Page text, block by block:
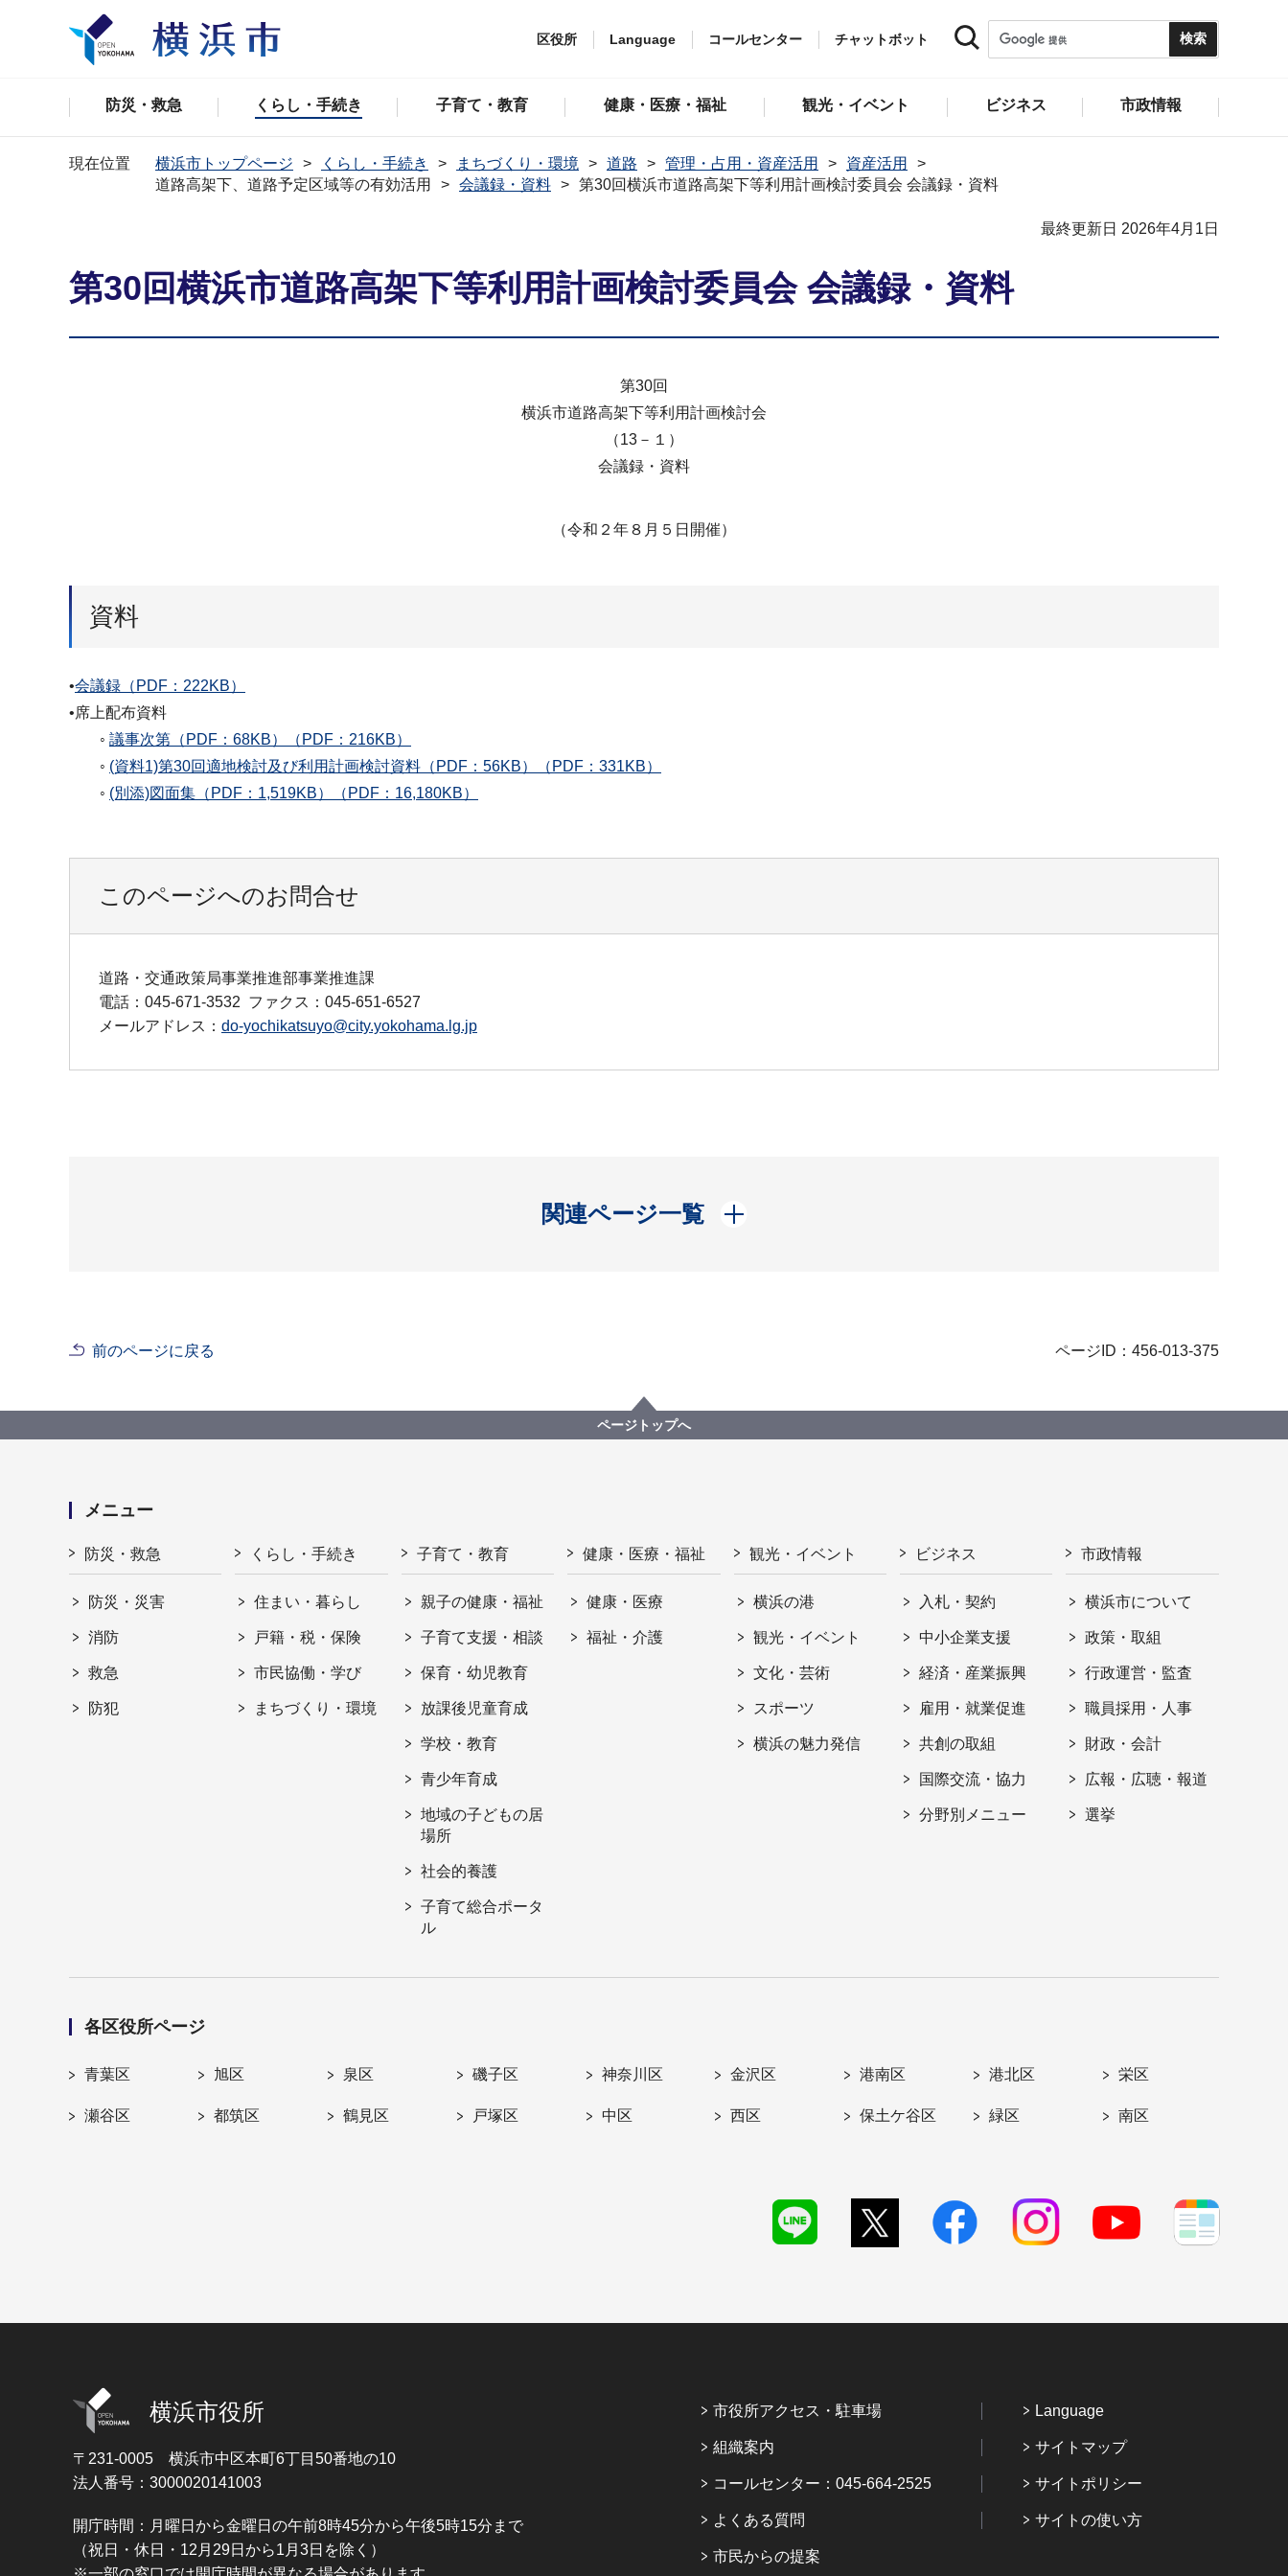
区役所 Language コールセンター チャットボット
防災・救急 くらし・手続き 子育て・教育 健康・医療・福祉 観光・イベント ビジネス 市政情報
現在位置 横浜市トップページ くらし・手続き まちづくり・環境 道路 管理・占用・資産活用
資産活用
道路高架下、道路予定区域等の有効活用
会議録・資料 第30回横浜市道路高架下等利用計画検討委員会 会議録・資料
最終更新日 2026年4月1日
第30回横浜市道路高架下等利用計画検討委員会 会議録・資料
第30回
横浜市道路高架下等利用計画検討会
（13－１）
会議録・資料
（令和２年８月５日開催）
資料
•会議録（PDF：222KB）
•席上配布資料
◦ 議事次第（PDF：68KB）（PDF：216KB）
◦ (資料1)第30回適地検討及び利用計画検討資料（PDF：56KB）（PDF：331KB）
◦ (別添)図面集（PDF：1,519KB）（PDF：16,180KB）
このページへのお問合せ
道路・交通政策局事業推進部事業推進課
電話：045-671-3532 ファクス：045-651-6527
メールアドレス： do-yochikatsuyo@city.yokohama.lg.jp
関連ページ一覧
開く
前のページに戻る ページID：456-013-375
ページトップへ
メニュー
防災・救急
防災・災害
消防
救急
防犯
くらし・手続き
住まい・暮らし
戸籍・税・保険
市民協働・学び
まちづくり・環境
子育て・教育
親子の健康・福祉
子育て支援・相談
保育・幼児教育
放課後児童育成
学校・教育
青少年育成
地域の子どもの居
場所
社会的養護
子育て総合ポータ
ル
健康・医療・福祉
健康・医療
福祉・介護
観光・イベント
横浜の港
観光・イベント
文化・芸術
スポーツ
横浜の魅力発信
ビジネス
入札・契約
中小企業支援
経済・産業振興
雇用・就業促進
共創の取組
国際交流・協力
分野別メニュー
市政情報
横浜市について
政策・取組
行政運営・監査
職員採用・人事
財政・会計
広報・広聴・報道
選挙
各区役所ページ
青葉区 旭区 泉区 磯子区 神奈川区 金沢区 港南区 港北区 栄区
瀬谷区 都筑区 鶴見区 戸塚区 中区 西区 保土ケ谷区 緑区 南区
横浜市役所
〒231-0005 横浜市中区本町6丁目50番地の10
法人番号：3000020141003
開庁時間：月曜日から金曜日の午前8時45分から午後5時15分まで
（祝日・休日・12月29日から1月3日を除く）
市役所アクセス・駐車場
組織案内
コールセンター：045-664-2525
よくある質問
市民からの提案
Language
サイトマップ
サイトポリシー
サイトの使い方